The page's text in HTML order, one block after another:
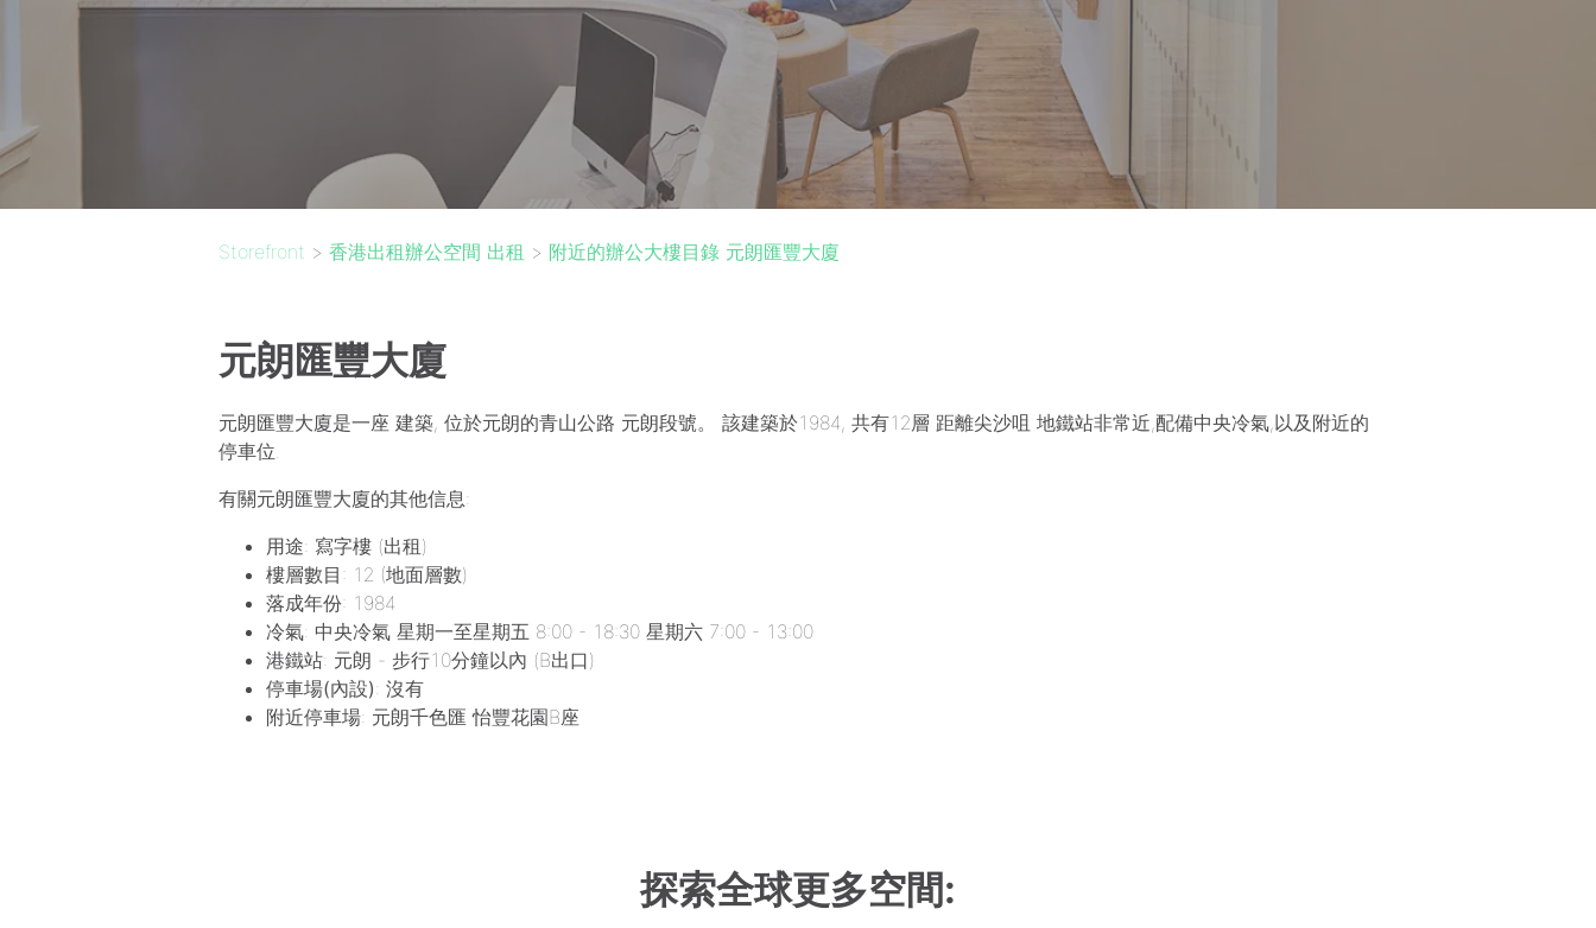
Storefront > 香港出租辦公空間 出租 > 附近的辦公大樓目錄 元朗匯豐大廈
元朗匯豐大廈
元朗匯豐大廈是一座 建築, 位於元朗的青山公路 元朗段號。 該建築於1984, 共有12層 距離尖沙咀 地鐵站非常近,配備中央冷氣,以及附近的
停車位.
有關元朗匯豐大廈的其他信息:
用途: 寫字樓 (出租)
樓層數目 : 12 (地面層數)
落成年份: 1984
冷氣: 中央冷氣 星期一至星期五 8:00 - 18:30 星期六 7:00 - 13:00
港鐵站: 元朗 - 步行10分鐘以內 (B出口)
停車場(內設): 沒有
附近停車場: 元朗千色匯 怡豐花園B座
探索全球更多空間: